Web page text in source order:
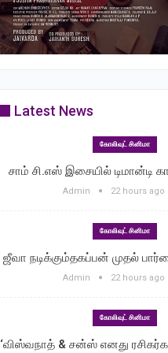
Latest News
கோலிவுட் சினிமா
சாம் சி.எஸ் இசையில் டிமான்டி
Admin 22 hours ago
கோலிவுட் சினிமா
ஜீவா நடிக்கும்தகப்பன் முதல்
Admin 22 hours ago
கோலிவுட் சினிமா
‘விஸ்வநாத் & சன்ஸ் எனது